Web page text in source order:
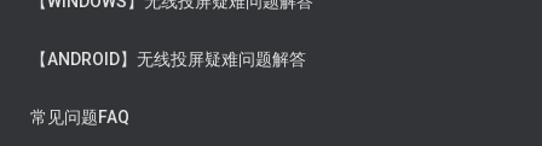
【ANDROID】无线投屏疑难问题解答
常见问题FAQ